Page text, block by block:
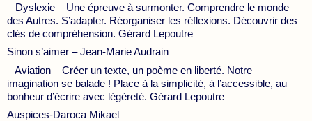
– Dyslexie – Une épreuve à surmonter. Comprendre le monde
des Autres. S’adapter. Réorganiser les réflexions. Découvrir des
clés de compréhension. Gérard Lepoutre
Sinon s’aimer – Jean-Marie Audrain
– Aviation – Créer un texte, un poème en liberté. Notre
imagination se balade ! Place à la simplicité, à l’accessible, au
bonheur d’écrire avec légèreté. Gérard Lepoutre
Auspices-Daroca Mikael